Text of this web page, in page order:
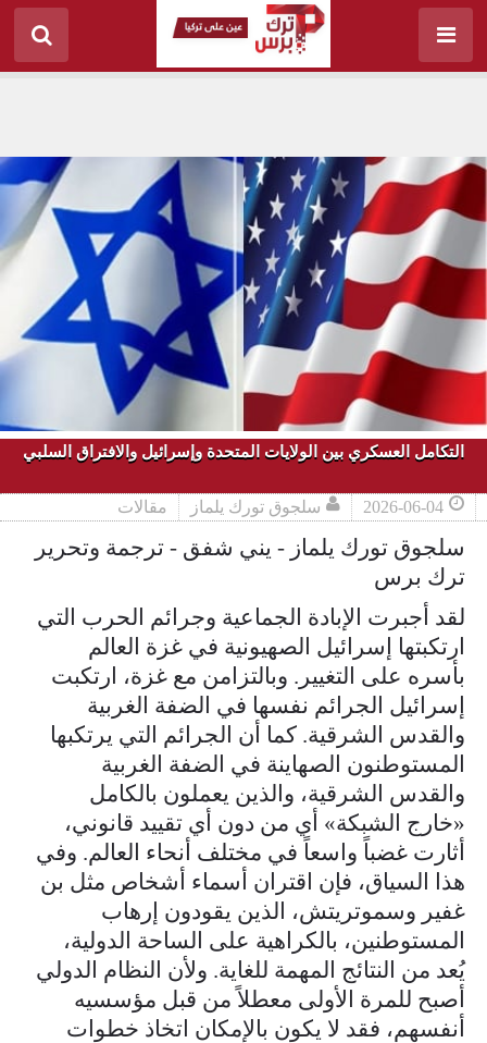
التكامل العسكري بين الولايات المتحدة وإسرائيل والافتراق السلبي
2026-06-04 سلجوق تورك يلماز مقالات
سلجوق تورك يلماز - يني شفق - ترجمة وتحرير
ترك برس
لقد أجبرت الإبادة الجماعية وجرائم الحرب التي
ارتكبتها إسرائيل الصهيونية في غزة العالم
بأسره على التغيير. وبالتزامن مع غزة، ارتكبت
إسرائيل الجرائم نفسها في الضفة الغربية
والقدس الشرقية. كما أن الجرائم التي يرتكبها
المستوطنون الصهاينة في الضفة الغربية
والقدس الشرقية، والذين يعملون بالكامل
«خارج الشبكة» أي من دون أي تقييد قانوني،
أثارت غضباً واسعاً في مختلف أنحاء العالم. وفي
هذا السياق، فإن اقتران أسماء أشخاص مثل بن
غفير وسموتريتش، الذين يقودون إرهاب
المستوطنين، بالكراهية على الساحة الدولية،
يُعد من النتائج المهمة للغاية. ولأن النظام الدولي
أصبح للمرة الأولى معطلاً من قبل مؤسسيه
أنفسهم، فقد لا يكون بالإمكان اتخاذ خطوات